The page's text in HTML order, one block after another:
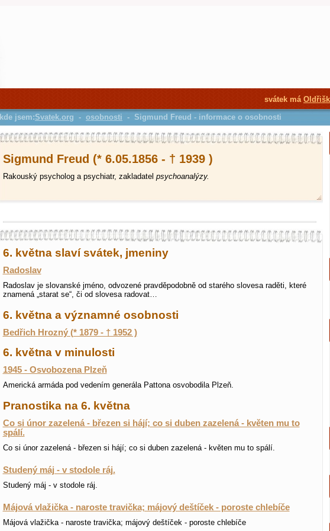
Sigmund Freud (* 6.05.1856 - † 1939 )
Rakouský psycholog a psychiatr, zakladatel psychoanalýzy.
6. května slaví svátek, jmeniny
Radoslav
Radoslav je slovanské jméno, odvozené pravděpodobně od starého slovesa raděti, které
znamená „starat se“, či od slovesa radovat…
6. května a významné osobnosti
Bedřich Hrozný (* 1879 - † 1952 )
6. května v minulosti
1945 - Osvobozena Plzeň
Americká armáda pod vedením generála Pattona osvobodila Plzeň.
Pranostika na 6. května
Co si únor zazelená - březen si hájí; co si duben zazelená - květen mu to
spálí.
Co si únor zazelená - březen si hájí; co si duben zazelená - květen mu to spálí.
Studený máj - v stodole ráj.
Studený máj - v stodole ráj.
Májová vlažička - naroste travička; májový deštíček - poroste chlebíče
Májová vlažička - naroste travička; májový deštíček - poroste chlebíče
svátek má
kde jsem:Svatek.org - osobnosti - Sigmund Freud - informace o osobnosti